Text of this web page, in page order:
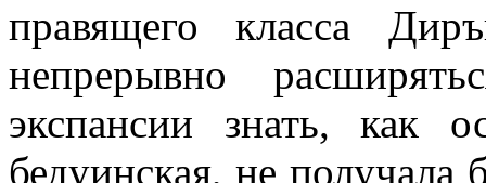
правящего класса
непрерывно
экспансии знать, как
бедуинская, не